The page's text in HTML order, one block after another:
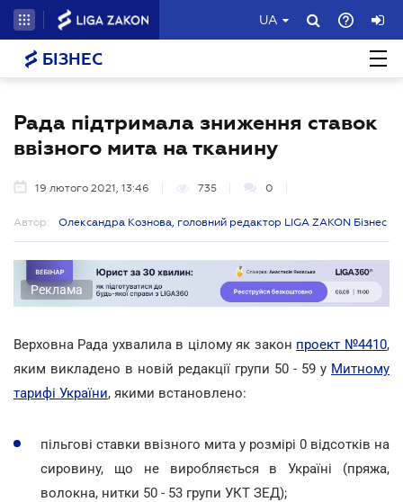
UA
БІЗНЕС
Рада підтримала зниження ставок
ввізного мита на тканину
19 лютого 2021, 13:46 735 0
Автор: Олександра Кознова, головний редактор LIGA ZAKON Бізнес
Реклама
Верховна Рада ухвалила в цілому як закон проект №4410,
яким викладено в новій редакції групи 50 - 59 у Митному
тарифі України, якими встановлено:
пільгові ставки ввізного мита у розмірі 0 відсотків на
сировину, що не виробляється в Україні (пряжа,
волокна, нитки 50 - 53 групи УКТ ЗЕД);